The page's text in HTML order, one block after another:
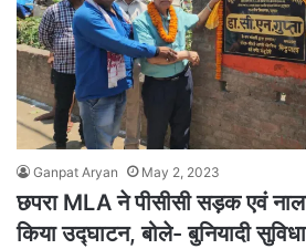
Ganpat Aryan May 2, 2023
छपरा MLA ने पीसीसी सड़क एवं नाला
किया उद्घाटन, बोले- बुनियादी